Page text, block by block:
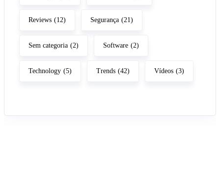
Reviews (12) Segurança (21)
Sem categoria (2) Software (2)
Technology (5) Trends (42) Vídeos (3)